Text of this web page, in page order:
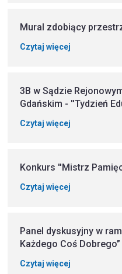
Mural zdobiący
Czytaj więcej
3B w Sądzie
Gdańskim - ''Tydzień
Czytaj więcej
Konkurs ''Mistrz
Czytaj więcej
Panel dyskusyjny w
Każdego Coś Dobrego”
Czytaj więcej